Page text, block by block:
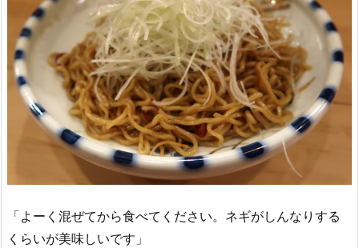
「よーく混ぜてから食べてください。ネギがしんなりする
くらいが美味しいです」